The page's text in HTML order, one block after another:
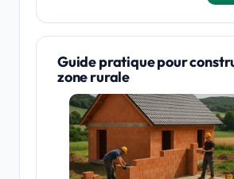
Guide pratique pour
zone rurale